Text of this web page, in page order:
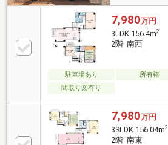
7,980万円
3LDK 156.4m2
2階 南西
駐車場あり 所有権
間取り図有り
7,980万円
3SLDK 156.04m2
2階 南東